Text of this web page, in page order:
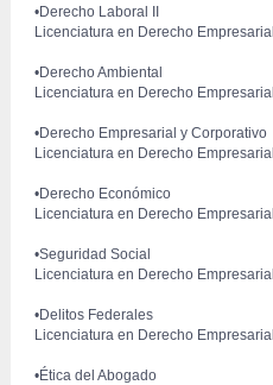
•Derecho Laboral II
Licenciatura en Derecho Empresarial
•Derecho Ambiental
Licenciatura en Derecho Empresarial
•Derecho Empresarial y Corporativo
Licenciatura en Derecho Empresarial
•Derecho Económico
Licenciatura en Derecho Empresarial
•Seguridad Social
Licenciatura en Derecho Empresarial
•Delitos Federales
Licenciatura en Derecho Empresarial
•Ética del Abogado